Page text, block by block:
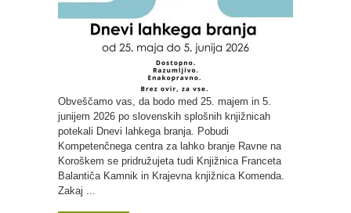
Obveščamo vas, da bodo med 25. majem in 5.
junijem 2026 po slovenskih splošnih knjižnicah
potekali Dnevi lahkega branja. Pobudi
Kompetenčnega centra za lahko branje Ravne na
Koroškem se pridružujeta tudi Knjižnica Franceta
Balantiča Kamnik in Krajevna knjižnica Komenda.
Zakaj ...